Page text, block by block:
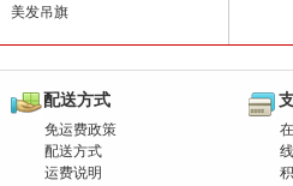
美发吊旗
配送方式
免运费政策
配送方式
运费说明